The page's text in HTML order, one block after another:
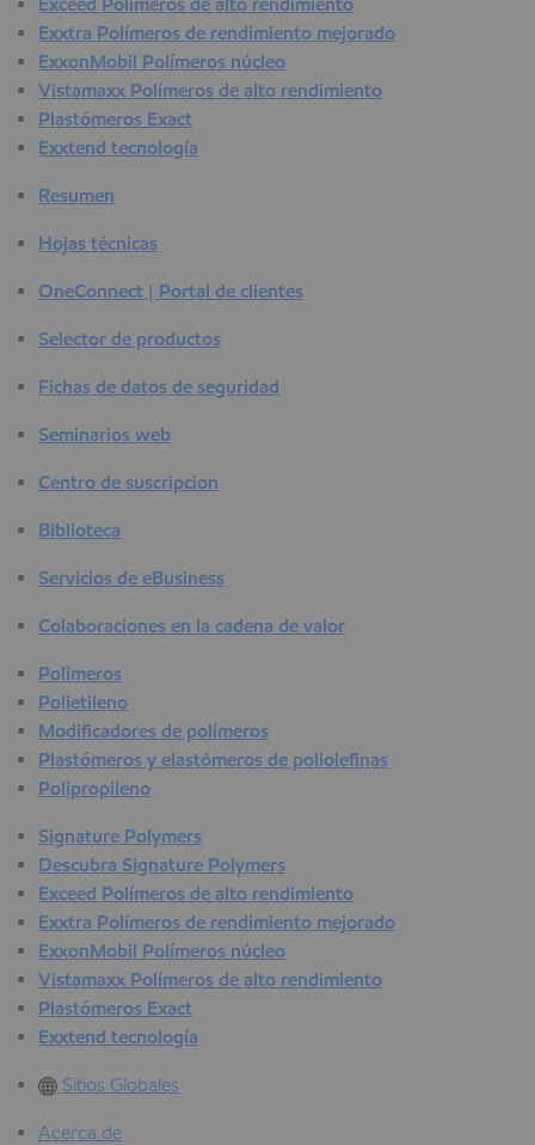
Exxtra Polímeros de rendimiento mejorado
ExxonMobil Polímeros núcleo
Vistamaxx Polímeros de alto rendimiento
Plastómeros Exact
Exxtend tecnología
Resumen
Hojas técnicas
OneConnect | Portal de clientes
Selector de productos
Fichas de datos de seguridad
Seminarios web
Centro de suscripcion
Biblioteca
Servicios de eBusiness
Colaboraciones en la cadena de valor
Polímeros
Polietileno
Modificadores de polímeros
Plastómeros y elastómeros de poliolefinas
Polipropileno
Signature Polymers
Descubra Signature Polymers
Exceed Polímeros de alto rendimiento
Exxtra Polímeros de rendimiento mejorado
ExxonMobil Polímeros núcleo
Vistamaxx Polímeros de alto rendimiento
Plastómeros Exact
Exxtend tecnología
Sitios Globales
Acerca de